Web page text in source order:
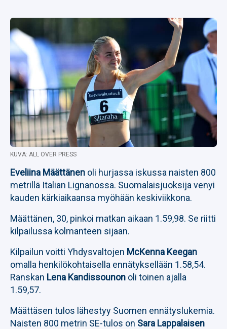
KUVA: ALL OVER PRESS
Eveliina Määttänen oli hurjassa iskussa naisten 800
metrillä Italian Lignanossa. Suomalaisjuoksija venyi
kauden kärkiaikaansa myöhään keskiviikkona.
Määttänen, 30, pinkoi matkan aikaan 1.59,98. Se riitti
kilpailussa kolmanteen sijaan.
Kilpailun voitti Yhdysvaltojen McKenna Keegan
omalla henkilökohtaisella ennätyksellään 1.58,54.
Ranskan Lena Kandissounon oli toinen ajalla
1.59,57.
Määttäsen tulos lähestyy Suomen ennätyslukemia.
Naisten 800 metrin SE-tulos on Sara Lappalaisen